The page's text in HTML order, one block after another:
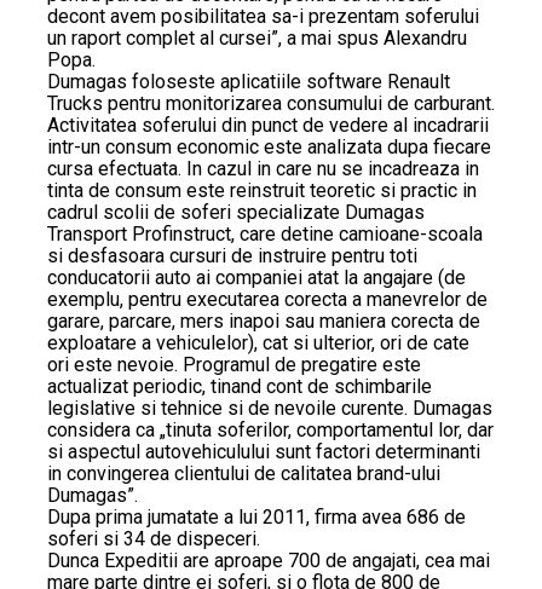
decont avem posibilitatea sa-i prezentam soferului
un raport complet al cursei”, a mai spus Alexandru
Popa.
Dumagas foloseste aplicatiile software Renault
Trucks pentru monitorizarea consumului de carburant.
Activitatea soferului din punct de vedere al incadrarii
intr-un consum economic este analizata dupa fiecare
cursa efectuata. In cazul in care nu se incadreaza in
tinta de consum este reinstruit teoretic si practic in
cadrul scolii de soferi specializate Dumagas
Transport Profinstruct, care detine camioane-scoala
si desfasoara cursuri de instruire pentru toti
conducatorii auto ai companiei atat la angajare (de
exemplu, pentru executarea corecta a manevrelor de
garare, parcare, mers inapoi sau maniera corecta de
exploatare a vehiculelor), cat si ulterior, ori de cate
ori este nevoie. Programul de pregatire este
actualizat periodic, tinand cont de schimbarile
legislative si tehnice si de nevoile curente. Dumagas
considera ca „tinuta soferilor, comportamentul lor, dar
si aspectul autovehiculului sunt factori determinanti
in convingerea clientului de calitatea brand-ului
Dumagas”.
Dupa prima jumatate a lui 2011, firma avea 686 de
soferi si 34 de dispeceri.
Dunca Expeditii are aproape 700 de angajati, cea mai
mare parte dintre ei soferi, si o flota de 800 de